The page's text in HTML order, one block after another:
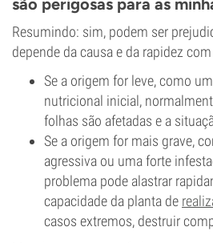
são perigosas para as
Resumindo: sim, podem ser
depende da causa e da rapidez
Se a origem for leve, como
nutricional inicial,
folhas são afetadas e a
Se a origem for mais grave,
agressiva ou uma forte
problema pode alastrar
capacidade da planta de
casos extremos, destruir